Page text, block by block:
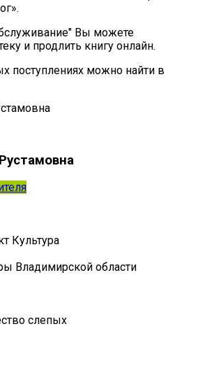
Вы можете
и продлить книгу онлайн.
поступлениях можно найти в
Культура
Владимирской области
слепых